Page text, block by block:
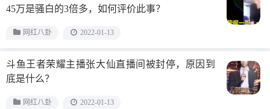
45万是骚白的3倍多，如何评价此事？
网红八卦 2022-01-13
斗鱼王者荣耀主播张大仙直播间被封停，原因到
底是什么？
网红八卦 2022-01-13